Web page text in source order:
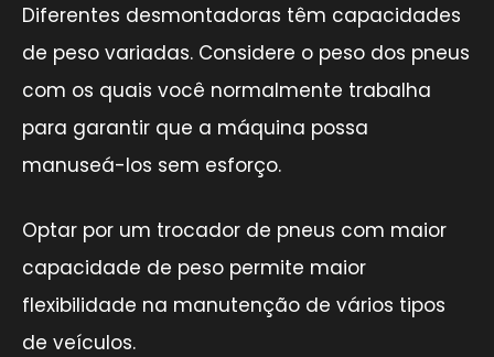
Diferentes desmontadoras têm capacidades
de peso variadas. Considere o peso dos pneus
com os quais você normalmente trabalha
para garantir que a máquina possa
manuseá-los sem esforço.
Optar por um trocador de pneus com maior
capacidade de peso permite maior
flexibilidade na manutenção de vários tipos
de veículos.